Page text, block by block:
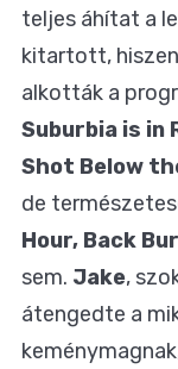
teljes áhítat a
kitartott,
alkották a
Suburbia is in
Shot Below
de
Hour, Back
sem. Jake,
átengedte a